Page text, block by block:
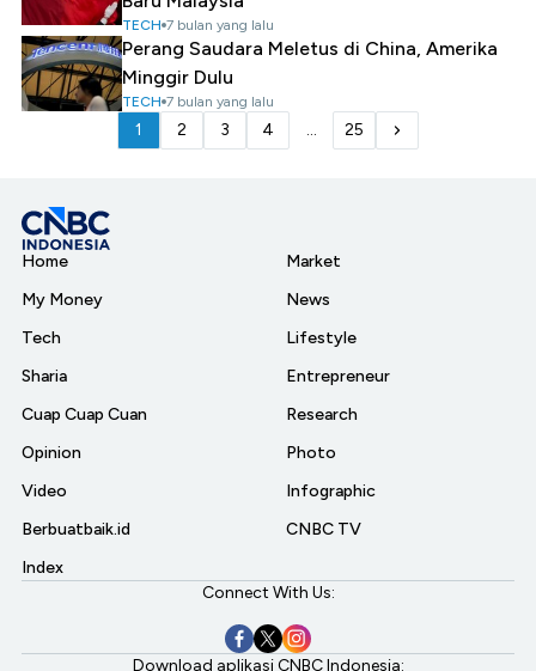
TECH 7 bulan yang lalu
Perang Saudara Meletus di China, Amerika
Minggir Dulu
TECH 7 bulan yang lalu
1 2 3 4 ... 25
Home
My Money
Tech
Sharia
Cuap Cuap Cuan
Opinion
Video
Berbuatbaik.id
Index
Market
News
Lifestyle
Entrepreneur
Research
Photo
Infographic
CNBC TV
Connect With Us:
Download aplikasi CNBC Indonesia: